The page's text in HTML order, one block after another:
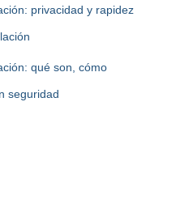
privacidad y rapidez
qué son, cómo
seguridad